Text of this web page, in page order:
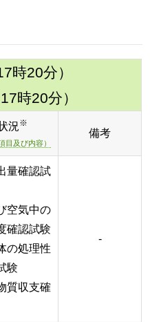
時20分）
時20分）
況※
目及び内容）
備考
量確認試
空気中の
確認試験
の処理性
験
質収支確
-